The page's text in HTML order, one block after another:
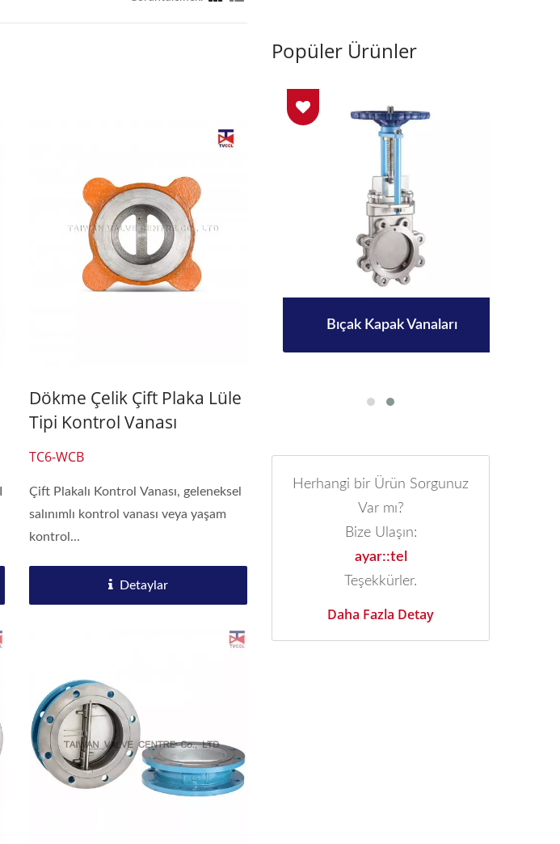
Dökme Çelik Çift Plaka Lüle
Tipi Kontrol Vanası
TC6-WCB
Çift Plakalı Kontrol Vanası, geleneksel
salınımlı kontrol vanası veya yaşam
kontrol...
Detaylar
Popüler Ürünler
Bıçak Kapak Vanaları
Herhangi bir Ürün Sorgunuz
Var mı?
Bize Ulaşın:
ayar::tel
Teşekkürler.
Daha Fazla Detay